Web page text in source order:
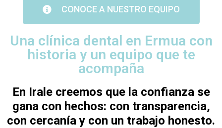
CONOCE A NUESTRO EQUIPO
Una clínica dental en Ermua con
historia y un equipo que te
acompaña
En Irale creemos que la confianza se
gana con hechos: con transparencia,
con cercanía y con un trabajo honesto.